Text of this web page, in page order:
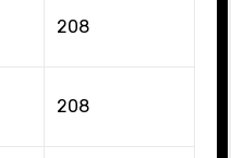
208
208